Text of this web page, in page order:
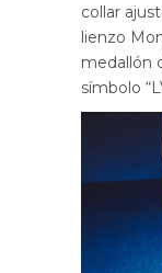
collar
lienzo
medallón
símbolo